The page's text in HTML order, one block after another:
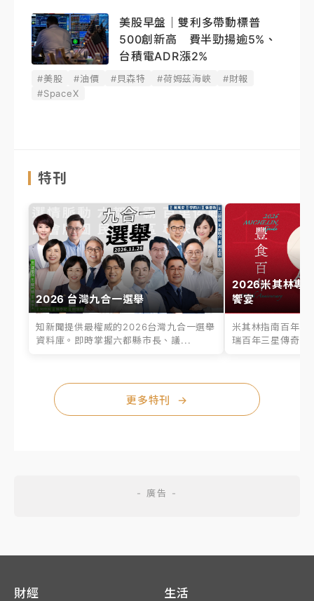
美股早盤｜雙利多帶動標普
500創新高 費半勁揚逾5%、
台積電ADR漲2%
#美股 #油價 #貝森特 #荷姆茲海峽
#財報
#SpaceX
特刊
2026 台灣九合一選舉
知新聞提供最權威的2026台灣九合一選舉
資料庫。即時掌握六都縣市長、議...
2026米其林專
饗宴
米其林指南百年之
瑞百年三星傳奇、
更多特刊 →
財經 生活